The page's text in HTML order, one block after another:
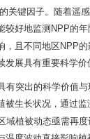
关键因子。随着遥
好地监测NPP的
且不同地区NPP
展具有重要科学价
突出的科学价值
被生长状况，通过
植被动态亟需再